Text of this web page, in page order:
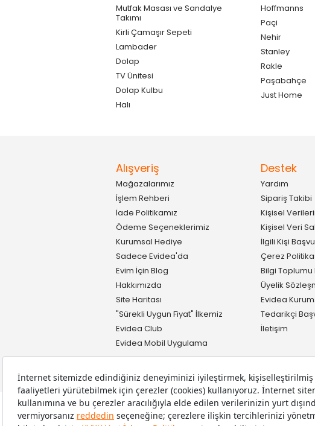
Mutfak Masası ve Sandalye
Takımı
Kirli Çamaşır Sepeti
Lambader
Dolap
TV Ünitesi
Dolap Kulbu
Halı
Hoffmanns
Paçi
Nehir
Stanley
Rakle
Paşabahçe
Just Home
Alışveriş
Mağazalarımız
İşlem Rehberi
İade Politikamız
Ödeme Seçeneklerimiz
Kurumsal Hediye
Sadece Evidea'da
Evim İçin Blog
Hakkımızda
Site Haritası
"Sürekli Uygun Fiyat" İlkemiz
Evidea Club
Evidea Mobil Uygulama
Destek
Yardım
Sipariş Takibi
Kişisel
Kişisel Veri
İlgili Kişi
Çerez
Bilgi
Üyelik
Evidea
Tedarikçi
İletişim